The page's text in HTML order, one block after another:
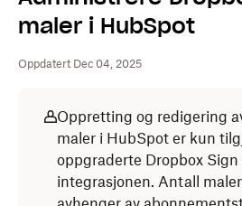
maler i HubSpot
Oppdatert Dec 04, 2025
Oppretting og redigering
maler i HubSpot er kun
oppgraderte Dropbox
integrasjonen. Antall